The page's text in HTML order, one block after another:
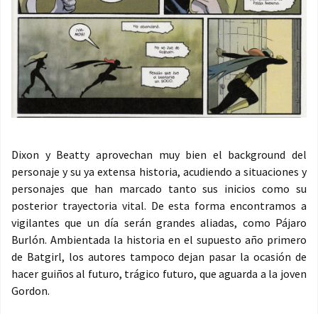
Dixon y Beatty aprovechan muy bien el background del
personaje y su ya extensa historia, acudiendo a situaciones y
personajes que han marcado tanto sus inicios como su
posterior trayectoria vital. De esta forma encontramos a
vigilantes que un día serán grandes aliadas, como Pájaro
Burlón. Ambientada la historia en el supuesto año primero
de Batgirl, los autores tampoco dejan pasar la ocasión de
hacer guiños al futuro, trágico futuro, que aguarda a la joven
Gordon.